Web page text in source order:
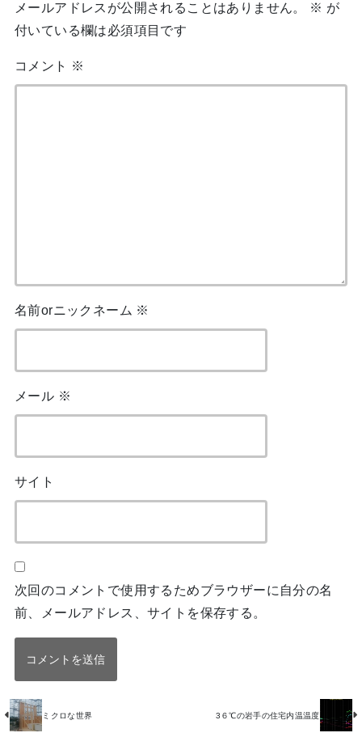
メールアドレスが公開されることはありません。 ※ が
付いている欄は必須項目です
コメント ※
名前orニックネーム ※
メール ※
サイト
次回のコメントで使用するためブラウザーに自分の名
前、メールアドレス、サイトを保存する。
ミクロな世界 3６℃の岩手の住宅内温温度